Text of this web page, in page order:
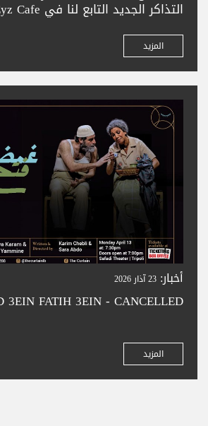
زورونا لشراء تذاكركم بسهولة في
بترون. تعالوا واستمتعوا بحجز
ونتطلع لخدمتكم
المزيد
أخبار: 23 آذار 2026
3EIN FATIH 3EIN - CANCELLED
المزيد